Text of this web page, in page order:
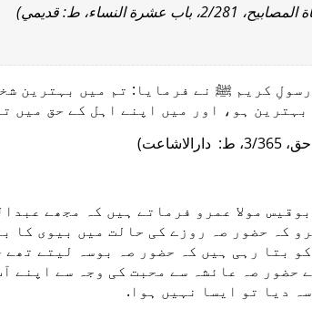
281، باب عشرة النساء، ط: قدیمي)
کریم ﷺ نے فرمایا: تم میں بہترین
بہترین ہو، اور میں اپنے اہل کے حق میں
مولا عمرو فرماتے ہیں کہ مجھے
کہ حضور صہ روزے کی حالت میں بیوی کا
بتا رہی ہیں کہ حضور صہ بوسہ لیتے
حضور صہ عائشہ سے محبت کی وجہ سے اپنے
دیا تو ایسا نہیں ہوا.